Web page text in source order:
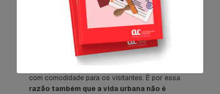
lugares mais bonitos do mundo. O melhor é
que todas essas atividades são feitas de maneira
segura, pois há estrutura para que elas sejam
Além disso, como o turismo é uma das ocupações
mais importantes da região, ela oferece tudo isso
com comodidade para os visitantes. É por essa
razão também que a vida urbana não é